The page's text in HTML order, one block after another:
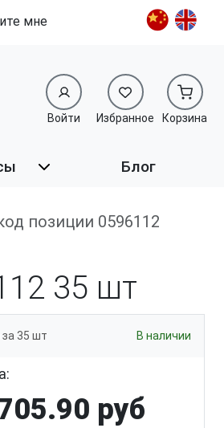
мне
Войти Избранное Корзина
Блог
позиции 0596112
35 шт
за 35 шт В наличии
руб